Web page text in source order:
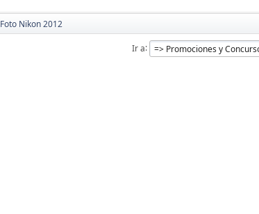
Foto Nikon 2012
Ir a